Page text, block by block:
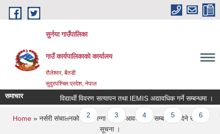
Skip to main content
सुर्नया गाउँपालिका
गाउँ कार्यपालिकाकाे कार्यालय
रौलेश्वर, बैतडी
सुदुरपश्चिम प्रदेश, नेपाल
समाचार विद्यार्थी विवरण सत्यापन तथा IEMIS अद्यावधिक गर्ने सम्बन्धमा ।
Pages
1 2 3 4 5 6
You are here
Home » नर्सरी संचालनको लागि जग्गा भाडामा आवश्यकता सम्बन्धी ७ दिने सम्बन्धी
सूचना ।